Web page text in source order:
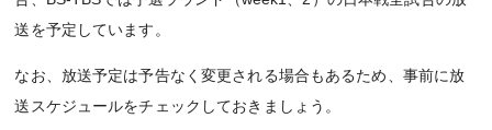
送を予定しています。
なお、放送予定は予告なく変更される場合もあるため、事前に放
送スケジュールをチェックしておきましょう。